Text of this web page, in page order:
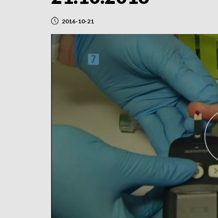
2016-10-21